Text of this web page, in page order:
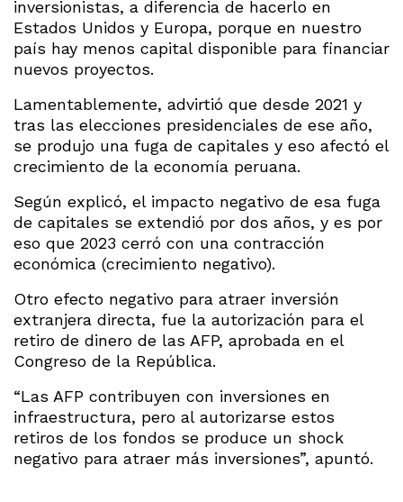
inversionistas, a diferencia de hacerlo en
Estados Unidos y Europa, porque en nuestro
país hay menos capital disponible para financiar
nuevos proyectos.
Lamentablemente, advirtió que desde 2021 y
tras las elecciones presidenciales de ese año,
se produjo una fuga de capitales y eso afectó el
crecimiento de la economía peruana.
Según explicó, el impacto negativo de esa fuga
de capitales se extendió por dos años, y es por
eso que 2023 cerró con una contracción
económica (crecimiento negativo).
Otro efecto negativo para atraer inversión
extranjera directa, fue la autorización para el
retiro de dinero de las AFP, aprobada en el
Congreso de la República.
“Las AFP contribuyen con inversiones en
infraestructura, pero al autorizarse estos
retiros de los fondos se produce un shock
negativo para atraer más inversiones”, apuntó.